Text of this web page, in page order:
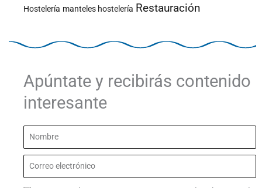
Hostelería manteles hostelería Restauración
Apúntate y recibirás contenido
interesante
Nombre
Correo
electrónico